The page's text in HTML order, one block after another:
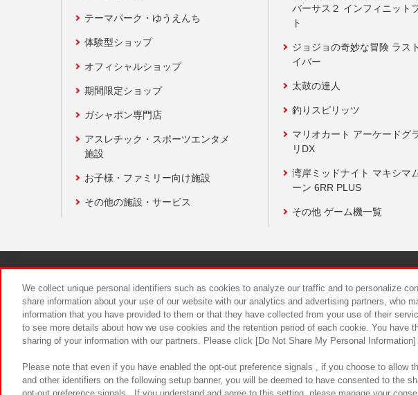
テーマパーク・ゆうえんち
体験型ショップ
オフィシャルショップ
期間限定ショップ
ガシャポン専門店
アスレチック・スポーツエンタメ
施設
お子様・ファミリー向け施設
その他の施設・サービス
バーサス２ インフィニット
ト
ジョジョの奇妙な冒険 ラス
イバー
太鼓の達人
釣りスピリッツ
マリオカート アーケードグ
リDX
湾岸ミッドナイト マキシマ
ーン 6RR PLUS
その他 ゲーム機一覧
食品のご提供について カスタマ
We collect unique personal identifiers such as cookies to analyze our traffic and to personalize
share information about your use of our website with our analytics and advertising partners, who
information that you have provided to them or that they have collected from your use of their
to see more details about how we use cookies and the retention period of each cookie. You have
sharing of your information with our partners. Please click [Do Not Share My Personal
Please note that even if you have enabled the opt-out preference signals , if you choose to allow
and other identifiers on the following setup banner, you will be deemed to have consented to the